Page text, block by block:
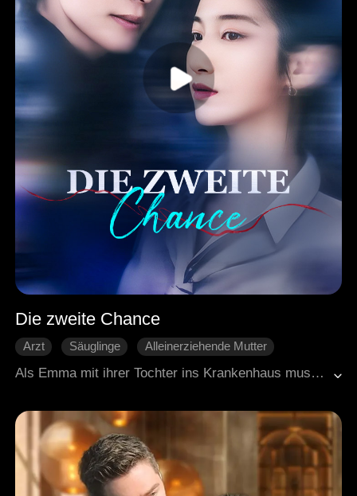
Die zweite Chance
Arzt Säuglinge
Alleinerziehende Mutter
Als Emma mit ihrer Tochter ins Krankenhaus muss, passiert das Unerwartete: Sie trifft auf Nate, ihren Ex. Früher wurde sie von seiner Nichte quasi in eine Geheimbeziehung zu ihm gedrängt. Schwanger mit Zwillingen verließ sie ihn später und nahm nur ihre Tochter mit. Sieben Jahre sind vergangen, doch Nate erkennt sie sofort. Jetzt ist er entschlossen, sie zurückzugewinnen. Und tatsächlich: Schon bald flammt ihre alte Liebe wieder auf diesmal für immer?